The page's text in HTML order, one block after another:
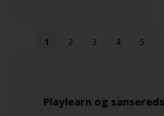
1 2 3 4 5
Playlearn og